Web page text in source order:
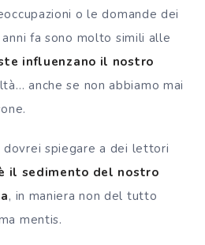
o le domande dei
fa sono molto simili alle
influenzano il nostro
anche se non abbiamo mai
dovrei spiegare a dei lettori
il sedimento del nostro
, in maniera non del tutto
mentis.